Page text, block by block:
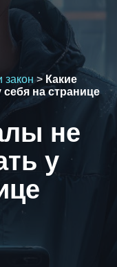
закон> Какие
на странице
не
у